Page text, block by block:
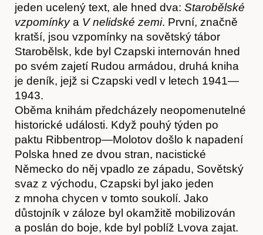
Články
jeden ucelený text, ale hned dva: Starobělské
vzpomínkya V nelidské zemi. První, značně
kratší, jsou vzpomínky na sovětský tábor
Starobělsk, kde byl Czapski internován hned
po svém zajetí Rudou armádou, druhá kniha
je deník, jejž si Czapski vedl v letech 1941—
1943.
Oběma knihám předcházely neopomenutelné
historické události. Když pouhý týden po
paktu Ribbentrop—Molotov došlo k napadení
Polska hned ze dvou stran, nacistické
Německo do něj vpadlo ze západu, Sovětský
svaz z východu, Czapski byl jako jeden
z mnoha chycen v tomto soukolí. Jako
důstojník v záloze byl okamžitě mobilizován
a poslán do boje, kde byl poblíž Lvova zajat.